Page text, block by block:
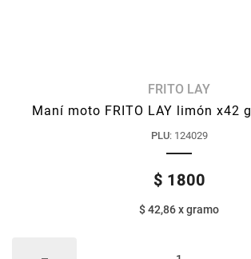
FRITO LAY
Maní moto FRITO LAY limón x42 g
PLU: 124029
$ 1800
$ 42,86xgramo